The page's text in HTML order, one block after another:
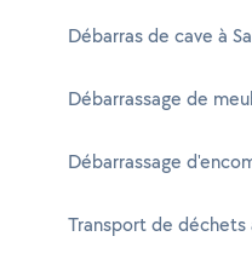
Débarras de cave à
Débarrassage de
Débarrassage
Transport de déchets